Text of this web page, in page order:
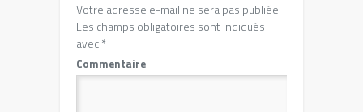
Votre adresse e-mail ne sera pas publiée.
Les champs obligatoires sont indiqués
avec*
Commentaire